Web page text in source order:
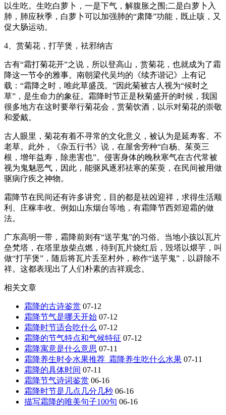
以生吃。生吃白萝卜，一是下气，解腹胀之围;二是白萝卜入
肺，肺应秋季，白萝卜可以加强肺的“肃降”功能，既止咳，又
促大肠运动。
4、赏菊花，打芋煲，祛邪纳吉
古有“霜打菊花开”之说，所以登高山，赏菊花，也就成为了霜
降这一节令的雅事。南朝梁代吴均的《续齐谐记》上有记
载：“霜降之时，唯此草盛茂。”因此菊被古人视为“候时之
草”，是生命力的象征。霜降时节正是秋菊盛开的时候，我国
很多地方在这时要举行菊花会，赏菊饮酒，以示对菊花的崇敬
和爱戴。
古人眼里，菊花有着不寻常的文化意义，被认为是延寿客、不
老草。此外，《杂五行书》说，在屋舍旁种“白杨、茱萸三
根，增年益寿，除患害也”。侵害身体的晚秋寒气在古代常被
视为鬼魅恶气，因此，能驱风逐邪祛寒的茱萸，在民间被用做
驱病疗疾之神物。
霜降节在民间还有许多讲究，目的都是祛凶迎祥，求得生活顺
利、庄稼丰收。例如山东烟台等地，有霜降节西郊迎霜的做
法。
广东高明一带，霜降前则有“送芋鬼”的习俗。当地小孩以瓦片
垒梵塔，在塔里放柴点燃，待到瓦片烧红后，毁塔以煨芋，叫
做“打芋煲”，随后将瓦片丢至村外，称作“送芋鬼”，以辟除不
祥。这都表现出了人们朴素的吉祥观念。
相关文章
霜降的古诗鉴赏 07-12
霜降节气是哪天开始 07-12
霜降时节适合吃什么 07-12
霜降的节气特点和气候特征 07-12
霜降寓意是什么意思 07-11
霜降养生时令水果推荐_霜降养生吃什么水果 07-11
霜降的具体时间 07-11
霜降节气诗词鉴赏 06-16
霜降时节是几点几分几秒 06-16
描写霜降的唯美句子100句 06-16